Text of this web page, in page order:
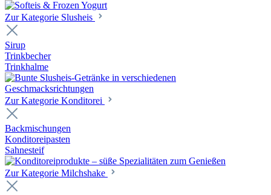
Zur Kategorie Slusheis
Sirup
Trinkbecher
Trinkhalme
Zur Kategorie Konditorei
Backmischungen
Konditoreipasten
Sahnesteif
Zur Kategorie Milchshake